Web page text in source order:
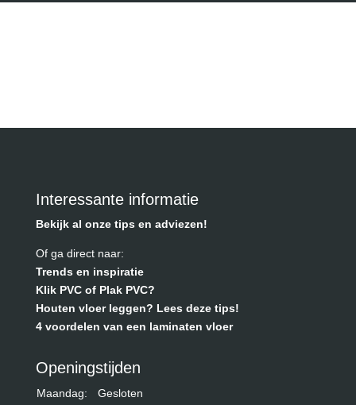
Interessante informatie
Bekijk al onze tips en adviezen!
Of ga direct naar:
Trends en inspiratie
Klik PVC of Plak PVC?
Houten vloer leggen? Lees deze tips!
4 voordelen van een laminaten vloer
Openingstijden
Maandag:
Gesloten